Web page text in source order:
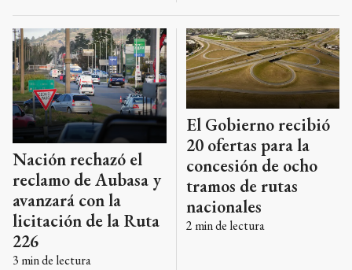
Nación rechazó el
reclamo de Aubasa y
avanzará con la
licitación de la Ruta
226
3 min de lectura
El Gobierno recibió
20 ofertas para la
concesión de ocho
tramos de rutas
nacionales
2 min de lectura